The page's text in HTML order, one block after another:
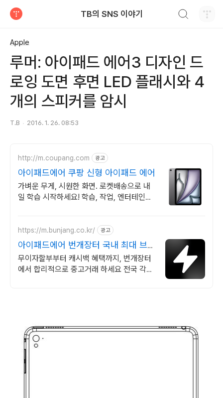
TB의 SNS 이야기
Apple
루머: 아이패드 에어3 디자인 드
로잉 도면 후면 LED 플래시와 4
개의 스피커를 암시
T.B 2016. 1. 26. 08:53
http://m.coupang.com 광고
아이패드에어 쿠팡 신형 아이패드 에어
가벼운 무게, 시원한 화면. 로켓배송으로 내
일 학습 시작하세요! 학습, 작업, 엔터테인먼
https://m.bunjang.co.kr/ 광고
아이패드에어 번개장터 국내 최대 브랜
드 중고거래
무이자할부부터 캐시백 혜택까지, 번개장터
에서 합리적으로 중고거래 하세요 전국 각지